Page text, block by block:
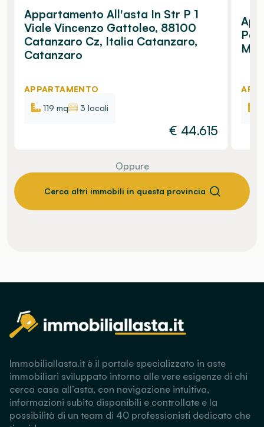
Appartamento All'asta In Str P 1
Viale Vincenzo Gattoleo, 88100
Catanzaro Cz, Italia Catanzaro,
Catanzaro
APPARTAMENTO
119 mq
3 locali
€ 44.615
Oppure
Cerca altri immobili in questa provincia
Immobiliallasta.it è il portale specializzato in aste
immobiliari sviluppato intorno alle vere esigenze di chi
cerca casa all’asta, con navigazione intuitiva,
informazioni subito disponibili e controllate e la
possibilità di un team di 40 professionisti dedicato che